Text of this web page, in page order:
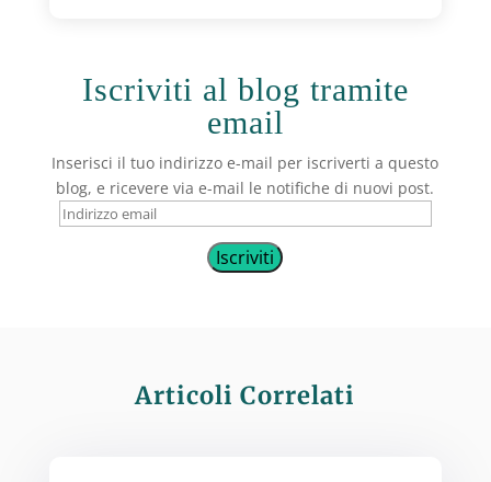
Iscriviti al blog tramite
email
Inserisci il tuo indirizzo e-mail per iscriverti a questo
blog, e ricevere via e-mail le notifiche di nuovi post.
Indirizzo
Iscriviti
Articoli Correlati